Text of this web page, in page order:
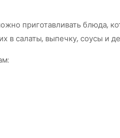
приготавливать блюда,
в салаты, выпечку, соусы и